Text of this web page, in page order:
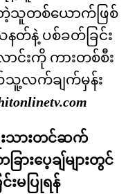
သူတစ်ယောက်ဖြစ်
တ်နဲ့ ပစ်ခတ်ခြင်း
င်းကို ကားတစ်စီး
သူ့လက်ချက်မှန်း
ေးသားတင်ဆက်
ားပေ့ချ်များတွင်
းမပြုရန်